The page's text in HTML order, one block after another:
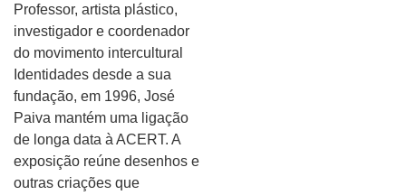
Professor, artista plástico,
investigador e coordenador
do movimento intercultural
Identidades desde a sua
fundação, em 1996, José
Paiva mantém uma ligação
de longa data à ACERT. A
exposição reúne desenhos e
outras criações que